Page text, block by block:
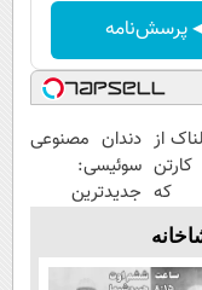
پرسش‌نامه
از
که
شد.
دندان مصنوعی
سوئیسی:
جدیدترین
پرداخت قسطی